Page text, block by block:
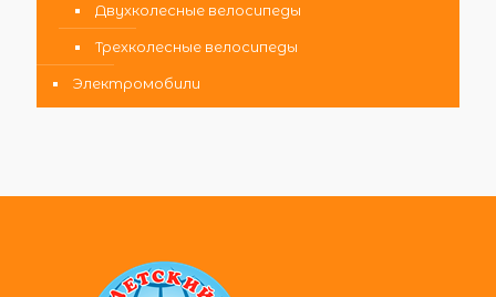
Двухколесные велосипеды
Трехколесные велосипеды
Электромобили